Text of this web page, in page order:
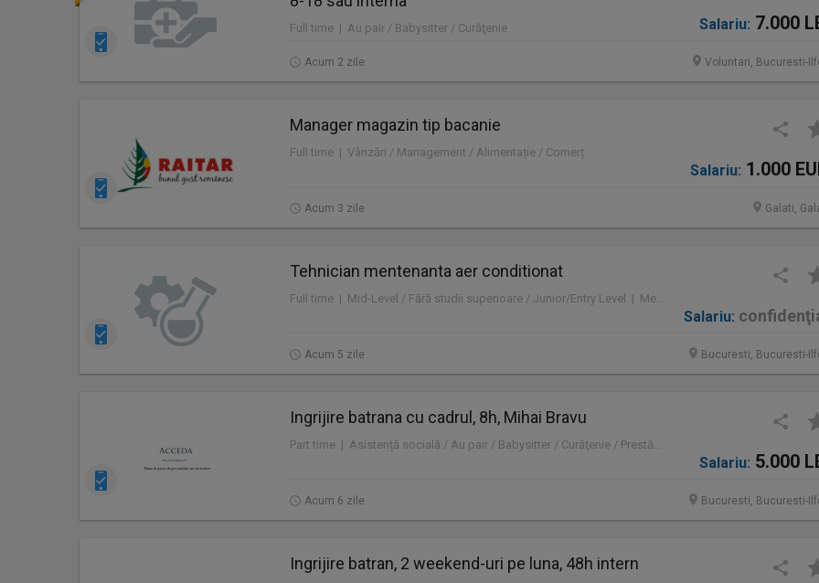
Full time | Au pair / Babysitter / Curăţenie Salariu: 7.000
Acum 2 zile Voluntari, Bucuresti-
Manager magazin tip bacanie
Full time | Vânzări / Management / Alimentație / Comerț
Salariu: 1.000
Acum 3 zile Galati,
Tehnician mentenanta aer conditionat
Full time | Mid-Level / Fără studii superioare / Junior/Entry Level | Mentenanță / Instalații
Salariu:
Acum 5 zile Bucuresti, Bucuresti-
Ingrijire batrana cu cadrul, 8h, Mihai Bravu
Part time | Asistență socială / Au pair / Babysitter / Curăţenie / Prestări servicii
Salariu: 5.000
Acum 6 zile Bucuresti, Bucuresti-
Ingrijire batran, 2 weekend-uri pe luna, 48h intern